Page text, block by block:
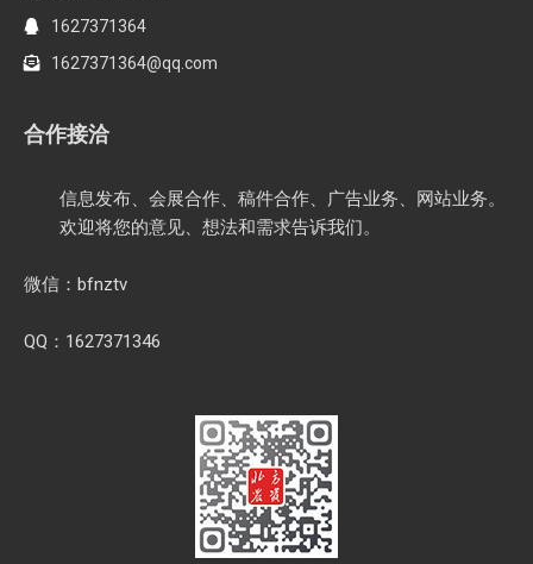
1627371364
1627371364@qq.com
合作接洽
信息发布、会展合作、稿件合作、广告业务、网站业务。
欢迎将您的意见、想法和需求告诉我们。
微信：bfnztv
QQ：1627371346